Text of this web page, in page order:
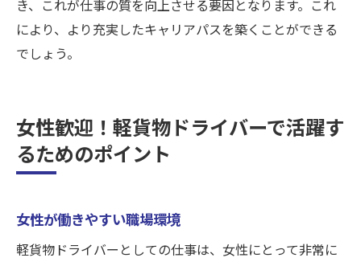
き、これが仕事の質を向上させる要因となります。これ
により、より充実したキャリアパスを築くことができる
でしょう。
女性歓迎！軽貨物ドライバーで活躍す
るためのポイント
女性が働きやすい職場環境
軽貨物ドライバーとしての仕事は、女性にとって非常に